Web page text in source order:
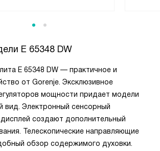
E 65348 DW
E 65348 DW — практичное и
от Gorenje. Эксклюзивное
мощности придает модели
вид. Электронный сенсорный
создают дополнительный
Телескопические направляющие
обзор содержимого духовки.